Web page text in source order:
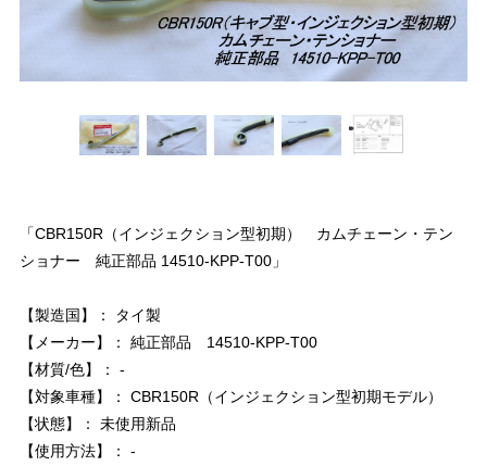
「CBR150R（インジェクション型初期） カムチェーン・テン
ショナー 純正部品 14510-KPP-T00」
【製造国】： タイ製
【メーカー】： 純正部品 14510-KPP-T00
【材質/色】： -
【対象車種】： CBR150R（インジェクション型初期モデル）
【状態】： 未使用新品
【使用方法】： -